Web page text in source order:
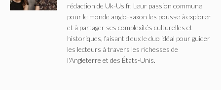
rédaction de Uk-Us.fr. Leur passion commune
pour le monde anglo-saxon les pousse à explorer
et à partager ses complexités culturelles et
historiques, faisant d'eux le duo idéal pour guider
les lecteurs à travers les richesses de
l'Angleterre et des États-Unis.